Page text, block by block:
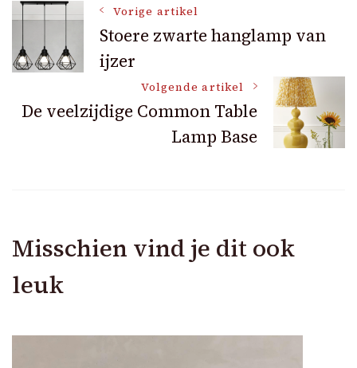
Bericht
navigatie
Vorige artikel
Stoere zwarte hanglamp van
ijzer
Volgende artikel
De veelzijdige Common Table
Lamp Base
Misschien vind je dit ook
leuk